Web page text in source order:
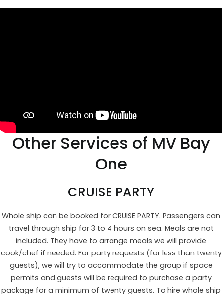
Other Services of MV Bay
One
CRUISE PARTY
Whole ship can be booked for CRUISE PARTY. Passengers can
travel through ship for 3 to 4 hours on sea. Meals are not
included. They have to arrange meals we will provide
cook/chef if needed. For party requests (for less than twenty
guests), we will try to accommodate the group if space
permits and guests will be required to purchase a party
package for a minimum of twenty guests. To hire whole ship